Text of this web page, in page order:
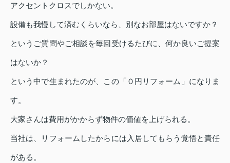
アクセントクロスでしかない。
設備も我慢して済むくらいなら、別なお部屋はないですか？
というご質問やご相談を毎回受けるたびに、何か良いご提案
はないか？
という中で生まれたのが、この「０円リフォーム」になりま
す。
大家さんは費用がかからず物件の価値を上げられる。
当社は、リフォームしたからには入居してもらう覚悟と責任
がある。